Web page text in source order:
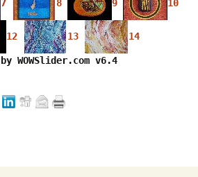
7 8 9 10
12 13 14
by WOWSlider.com v6.4